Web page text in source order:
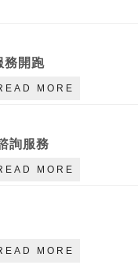
務開跑
MORE
詢服務
MORE
MORE